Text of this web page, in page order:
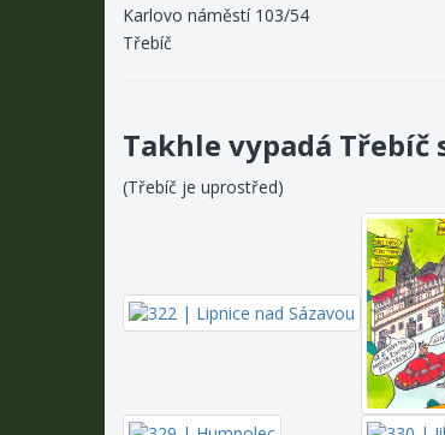
Karlovo náměstí 103/54
Třebíč
Takhle vypadá
(Třebíč je uprostřed)